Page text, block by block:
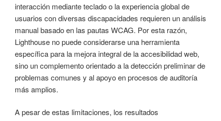
interacción mediante teclado o la experiencia global de
usuarios con diversas discapacidades requieren un análisis
manual basado en las pautas WCAG. Por esta razón,
Lighthouse no puede considerarse una herramienta
específica para la mejora integral de la accesibilidad web,
sino un complemento orientado a la detección preliminar de
problemas comunes y al apoyo en procesos de auditoría
más amplios.
A pesar de estas limitaciones, los resultados